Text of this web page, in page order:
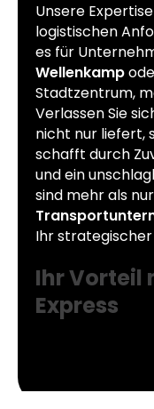
Unsere
logistischen
es für
Wellenkamp
Stadtzentrum,
Verlassen Sie
nicht nur liefert,
schafft durch
und ein
sind mehr als
Ihr
Ihr Vorteil
Express